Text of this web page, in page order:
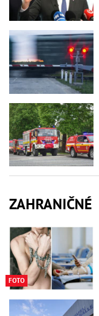
ZAHRANIČNÉ
FOTO